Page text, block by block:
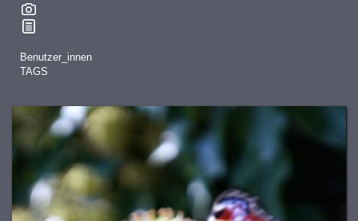
Benutzer_innen
TAGS